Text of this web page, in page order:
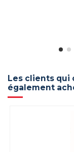
Les clients qui
également